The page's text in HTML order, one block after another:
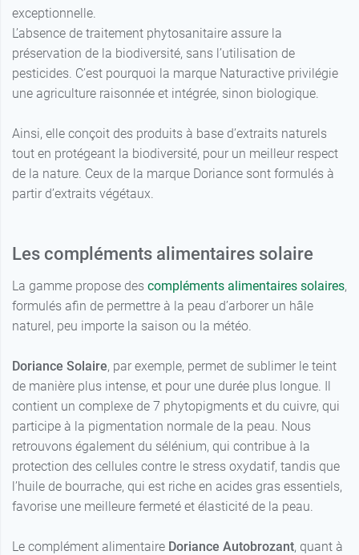
exceptionnelle.
L’absence de traitement phytosanitaire assure la
préservation de la biodiversité, sans l’utilisation de
pesticides. C’est pourquoi la marque Naturactive privilégie
une agriculture raisonnée et intégrée, sinon biologique.
Ainsi, elle conçoit des produits à base d’extraits naturels
tout en protégeant la biodiversité, pour un meilleur respect
de la nature. Ceux de la marque Doriance sont formulés à
partir d’extraits végétaux.
Les compléments alimentaires solaire
La gamme propose des compléments alimentaires solaires,
formulés afin de permettre à la peau d’arborer un hâle
naturel, peu importe la saison ou la météo.
Doriance Solaire, par exemple, permet de sublimer le teint
de manière plus intense, et pour une durée plus longue. Il
contient un complexe de 7 phytopigments et du cuivre, qui
participe à la pigmentation normale de la peau. Nous
retrouvons également du sélénium, qui contribue à la
protection des cellules contre le stress oxydatif, tandis que
l’huile de bourrache, qui est riche en acides gras essentiels,
favorise une meilleure fermeté et élasticité de la peau.
Le complément alimentaire Doriance Autobrozant, quant à